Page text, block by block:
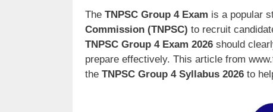
The TNPSC Group 4 Exam is a popular
Commission (TNPSC) to recruit
TNPSC Group 4 Exam 2026 should
prepare effectively. This article from
the TNPSC Group 4 Syllabus 2026 to